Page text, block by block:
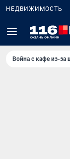
НЕДВИЖИМОСТЬ
Война с кафе из-за